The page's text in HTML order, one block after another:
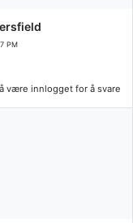
PM
være innlogget for å svare